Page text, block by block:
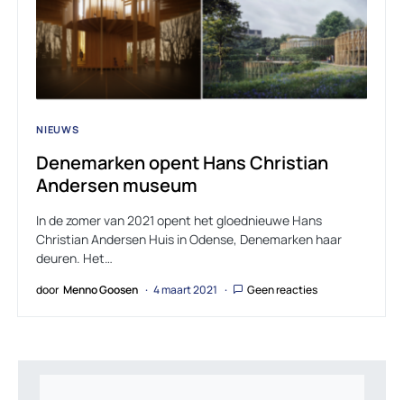
NIEUWS
Denemarken opent Hans Christian
Andersen museum
In de zomer van 2021 opent het gloednieuwe Hans
Christian Andersen Huis in Odense, Denemarken haar
deuren. Het…
door Menno Goosen 4 maart 2021 Geen reacties